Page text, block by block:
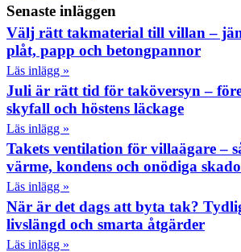
Senaste inläggen
Välj rätt takmaterial till villan –
plåt, papp och betongpannor
Läs inlägg »
Juli är rätt tid för taköversyn –
skyfall och höstens läckage
Läs inlägg »
Takets ventilation för villaägare –
värme, kondens och onödiga
Läs inlägg »
När är det dags att byta tak?
livslängd och smarta åtgärder
Läs inlägg »